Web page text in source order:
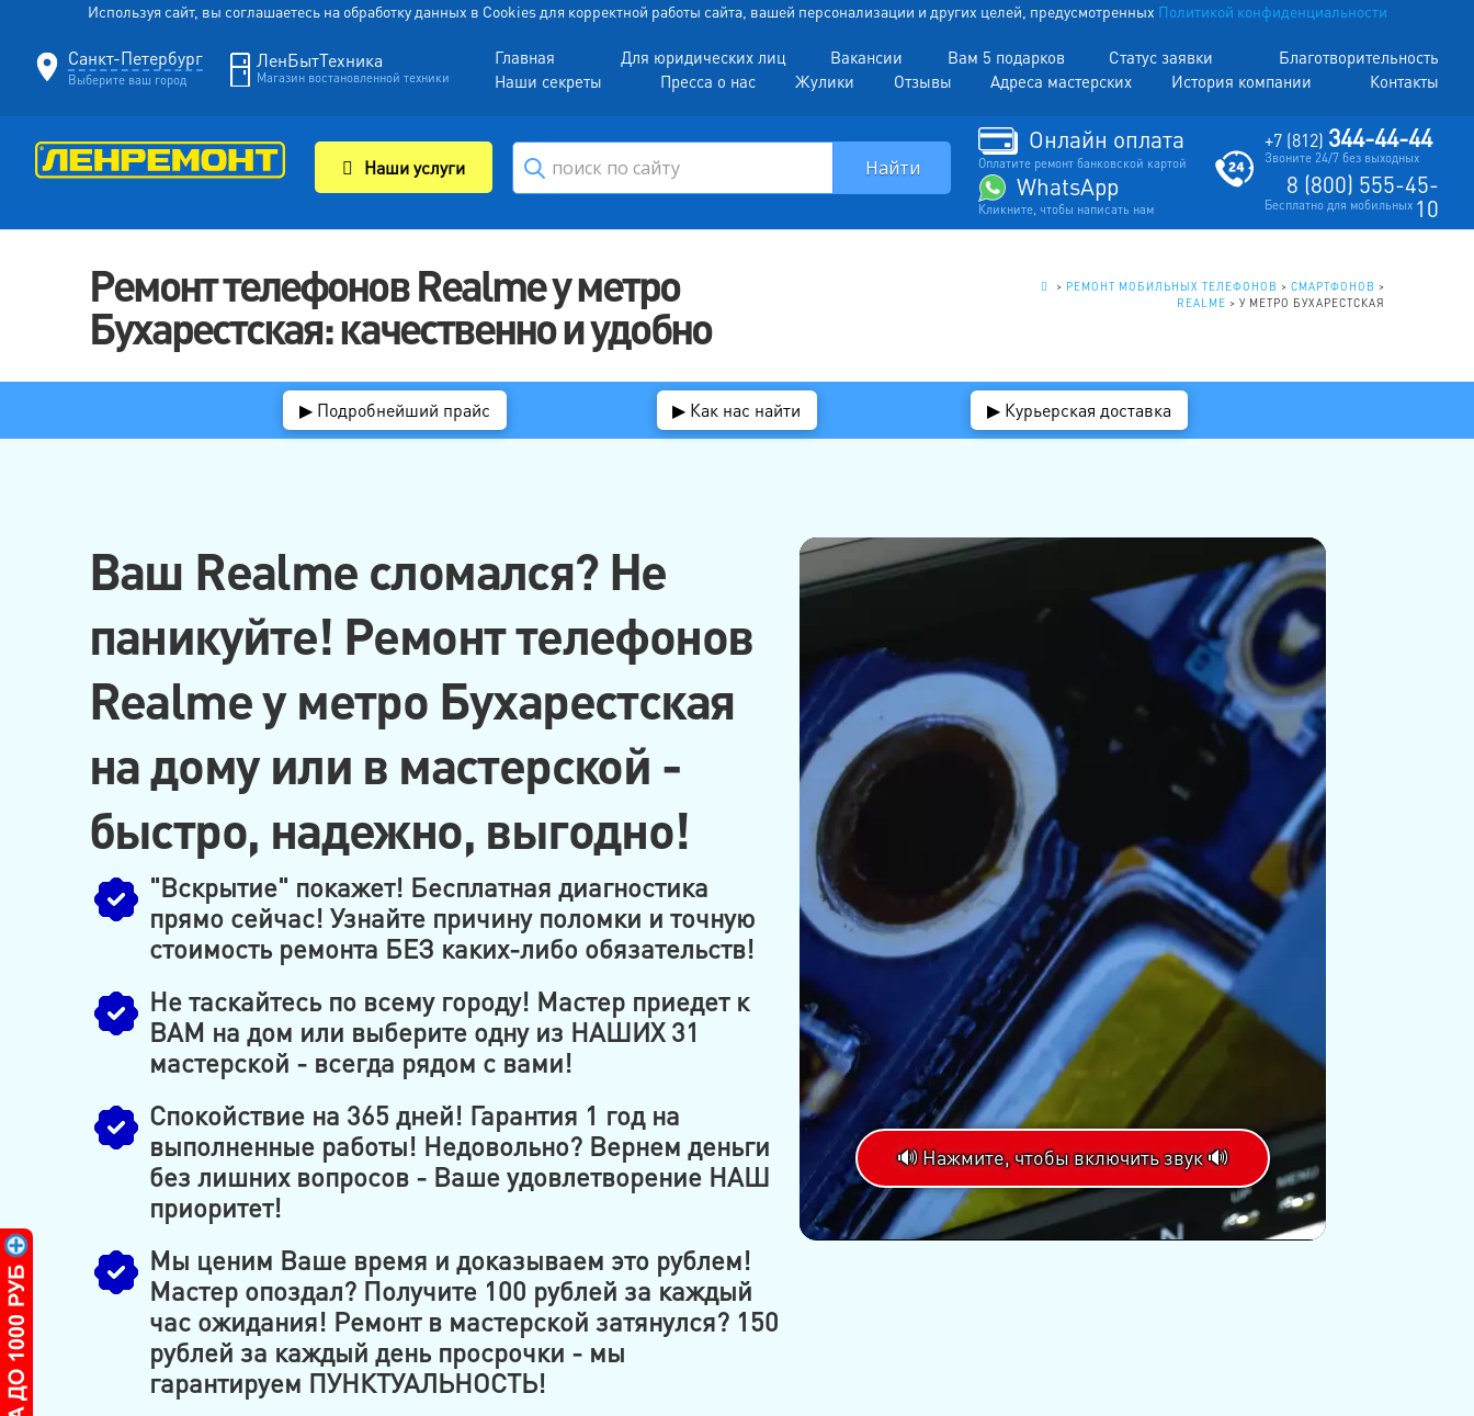
Используя сайт, вы соглашаетесь на обработку данных в Cookies для корректной работы сайта, вашей персонализации и других целей, предусмотренных Политикой конфиденциальности
Санкт-Петербург
Выберите ваш город
ЛенБытТехника
Магазин востановленной техники
Главная Для юридических лиц Вакансии Вам 5 подарков Статус заявки
Благотворительность
Наши секреты
Пресса о нас Жулики Отзывы Адреса мастерских История компании Контакты
Наши услуги
Онлайн оплата
Оплатите ремонт банковской картой
WhatsApp
Кликните, чтобы написать нам
+7 (812) 344-44-44
Звоните 24/7 без выходных
8 (800) 555-45-
10
Бесплатно для мобильных
Ремонт телефонов Realme у метро
Бухарестская: качественно и удобно
> РЕМОНТ МОБИЛЬНЫХ ТЕЛЕФОНОВ > СМАРТФОНОВ >
REALME > У МЕТРО БУХАРЕСТСКАЯ
▶ Подробнейший прайс ▶ Как нас найти ▶ Курьерская доставка
Ваш Realme сломался? Не
паникуйте! Ремонт телефонов
Realme у метро Бухарестская
на дому или в мастерской -
быстро, надежно, выгодно!
"Вскрытие" покажет! Бесплатная диагностика
прямо сейчас! Узнайте причину поломки и точную
стоимость ремонта БЕЗ каких-либо обязательств!
Не таскайтесь по всему городу! Мастер приедет к
ВАМ на дом или выберите одну из НАШИХ 31
мастерской - всегда рядом с вами!
Спокойствие на 365 дней! Гарантия 1 год на
выполненные работы! Недовольно? Вернем деньги
без лишних вопросов - Ваше удовлетворение НАШ
приоритет!
Мы ценим Ваше время и доказываем это рублем!
Мастер опоздал? Получите 100 рублей за каждый
час ожидания! Ремонт в мастерской затянулся? 150
рублей за каждый день просрочки - мы
гарантируем ПУНКТУАЛЬНОСТЬ!
🔊 Нажмите, чтобы включить звук 🔊